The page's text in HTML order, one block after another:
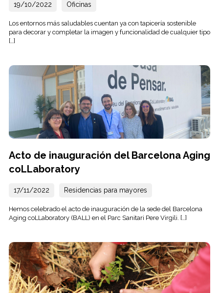
19/10/2022 Oficinas
Los entornos más saludables cuentan ya con tapicería sostenible
para decorar y completar la imagen y funcionalidad de cualquier tipo
[…]
Acto de inauguración del Barcelona Aging
coLLaboratory
17/11/2022 Residencias para mayores
Hemos celebrado el acto de inauguración de la sede del Barcelona
Aging coLLaboratory (BALL) en el Parc Sanitari Pere Virgili. […]